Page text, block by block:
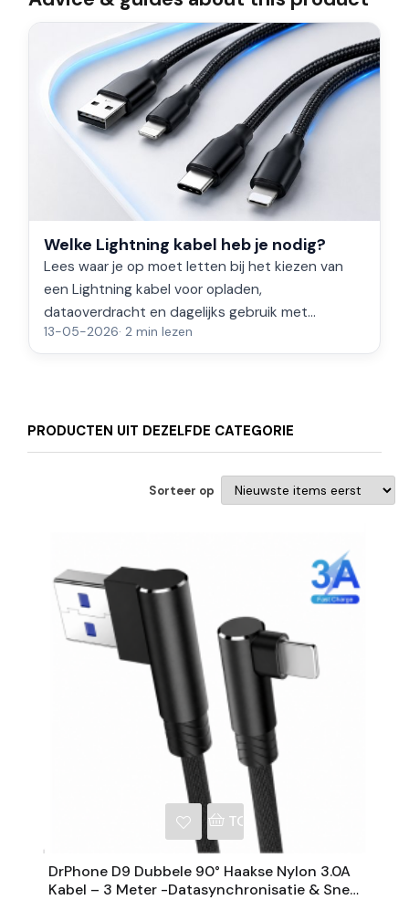
Welke Lightning kabel heb je nodig?
Lees waar je op moet letten bij het kiezen van
een Lightning kabel voor opladen,
dataoverdracht en dagelijks gebruik met
geschikte iPhone- en iPad-modellen.
13-05-2026· 2 min lezen
PRODUCTEN UIT DEZELFDE CATEGORIE
Sorteer op
TOEVOEGEN AAN
DrPhone D9 Dubbele 90° Haakse Nylon 3.0A
Kabel – 3 Meter -Datasynchronisatie & Snel